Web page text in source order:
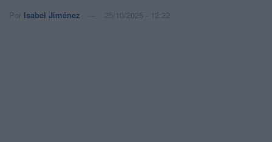
Por Isabel Jiménez 25/10/2025 - 12:22